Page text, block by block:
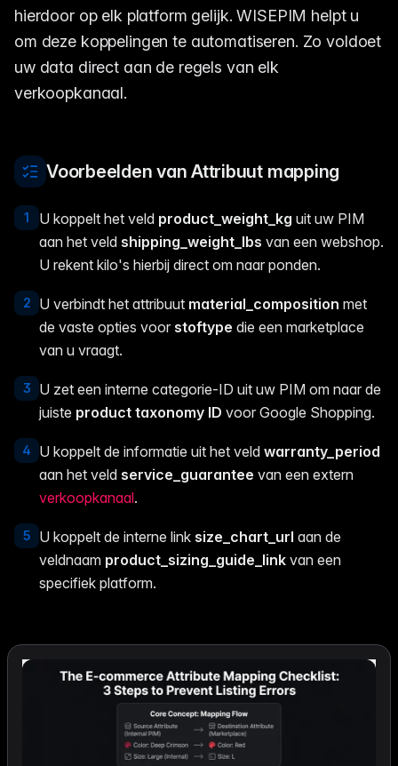
hierdoor op elk platform gelijk. WISEPIM helpt u
om deze koppelingen te automatiseren. Zo voldoet
uw data direct aan de regels van elk
verkoopkanaal.
Voorbeelden van Attribuut mapping
1 U koppelt het veld product_weight_kg uit uw PIM
aan het veld shipping_weight_lbs van een webshop.
U rekent kilo's hierbij direct om naar ponden.
2 U verbindt het attribuut material_composition met
de vaste opties voor stoftype die een marketplace
van u vraagt.
3
U zet een interne categorie-ID uit uw PIM om naar de
juiste product taxonomy ID voor Google Shopping.
4 U koppelt de informatie uit het veld warranty_period
aan het veld service_guarantee van een extern
verkoopkanaal.
5 U koppelt de interne link size_chart_url aan de
veldnaam product_sizing_guide_link van een
specifiek platform.